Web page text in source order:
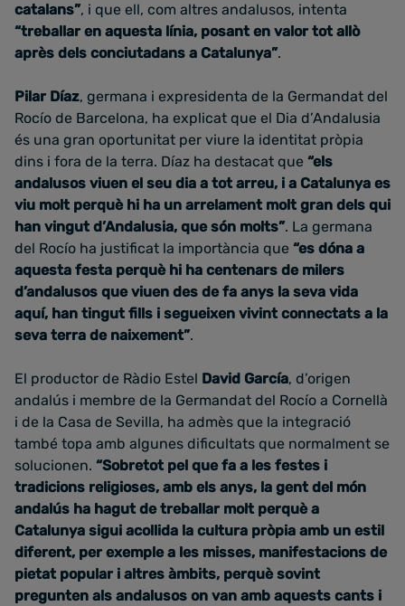
catalans”, i que ell, com altres andalusos, intenta
“treballar en aquesta línia, posant en valor tot allò
après dels conciutadans a Catalunya”.
Pilar Díaz, germana i expresidenta de la Germandat del
Rocío de Barcelona, ha explicat que el Dia d’Andalusia
és una gran oportunitat per viure la identitat pròpia
dins i fora de la terra. Díaz ha destacat que “els
andalusos viuen el seu dia a tot arreu, i a Catalunya es
viu molt perquè hi ha un arrelament molt gran dels qui
han vingut d’Andalusia, que són molts”. La germana
del Rocío ha justificat la importància que “es dóna a
aquesta festa perquè hi ha centenars de milers
d’andalusos que viuen des de fa anys la seva vida
aquí, han tingut fills i segueixen vivint connectats a la
seva terra de naixement”.
El productor de Ràdio Estel David García, d’origen
andalús i membre de la Germandat del Rocío a Cornellà
i de la Casa de Sevilla, ha admès que la integració
també topa amb algunes dificultats que normalment se
solucionen. “Sobretot pel que fa a les festes i
tradicions religioses, amb els anys, la gent del món
andalús ha hagut de treballar molt perquè a
Catalunya sigui acollida la cultura pròpia amb un estil
diferent, per exemple a les misses, manifestacions de
pietat popular i altres àmbits, perquè sovint
pregunten als andalusos on van amb aquests cants i